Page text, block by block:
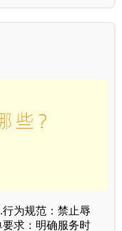
为规范：禁止辱
求：明确服务时